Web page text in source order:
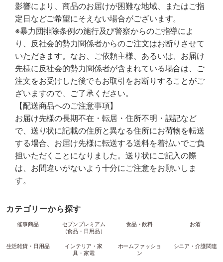
影響により、商品のお届けが困難な地域、またはご指
定日などご希望にそえない場合がございます。
※暴力団排除条例の施行及び警察からのご指導によ
り、反社会的勢力関係者からのご注文はお断りさせて
いただきます。なお、ご依頼主様、あるいは、お届け
先様に反社会的勢力関係者が含まれている場合は、ご
注文をお受けした後でもお取引をお断りすることがご
ざいますので、ご了承ください。
【配送商品へのご注意事項】
お届け先様の長期不在・転居・住所不明・誤記など
で、送り状に記載の住所と異なる住所にお荷物を転送
する場合、お届け先様に転送する送料を着払いでご負
担いただくことになりました。送り状にご記入の際
は、お間違いがないよう十分にご注意をお願いしま
す。
カテゴリーから探す
催事商品
セブンプレミアム
（食品・日用品）
食品・飲料 お酒
生活雑貨・日用品
インテリア・家
具・家電
ホームファッショ
ン
シニア・介護関連